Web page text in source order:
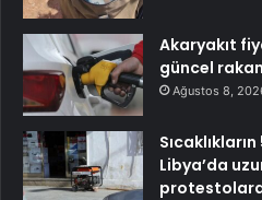
Akaryakıt
güncel
Ağustos 8,
Libya’da